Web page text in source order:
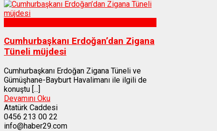
Cumhurbaşkanı Erdoğan’dan Zigana
Tüneli müjdesi
Cumhurbaşkanı Erdoğan Zigana Tüneli ve
Gümüşhane-Bayburt Havalimanı ile ilgili de
konuştu [...]
Devamını Oku
Atatürk Caddesi
0456 213 00 22
info@haber29.com